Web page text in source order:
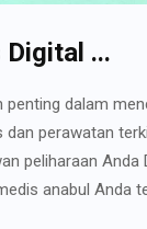
...
penting dalam
perawatan
peliharaan Anda
anabul Anda